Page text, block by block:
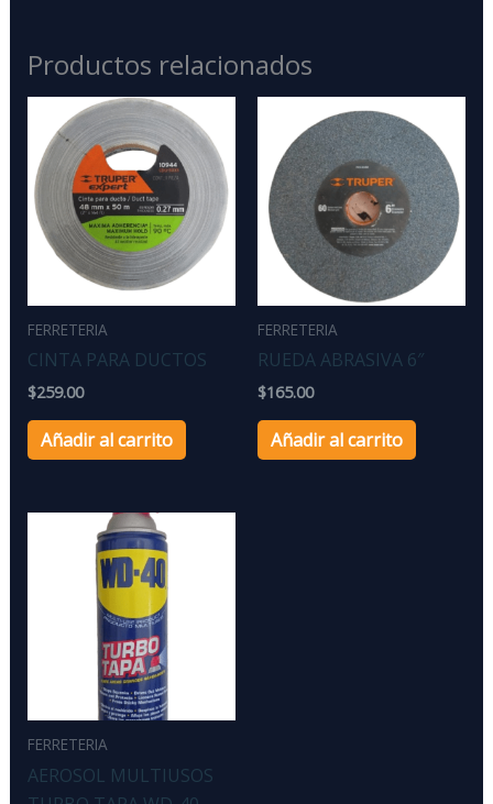
Productos relacionados
FERRETERIA
CINTA PARA DUCTOS
$259.00
Añadir al carrito
FERRETERIA
RUEDA ABRASIVA 6″
$165.00
Añadir al carrito
FERRETERIA
AEROSOL MULTIUSOS